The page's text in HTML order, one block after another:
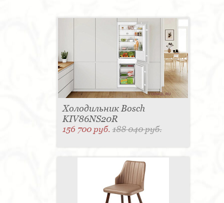
Холодильник Bosch
KIV86NS20R
156 700 руб.188 040 руб.